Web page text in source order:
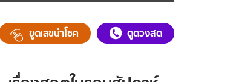
ความรู้รอบตัว
ฮาวทู
ขูดเลขนำโชค ดูดวงสด